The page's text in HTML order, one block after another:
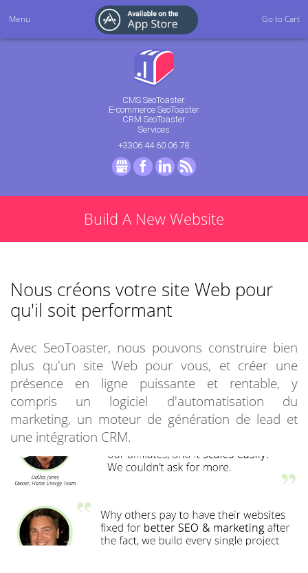
CMS SeoToaster
E-commerce SeoToaster
CRM SeoToaster
Services
+3306 44 60 06 78
GMB FacebookLinkedIn
Build A New Website
Nous créons votre site Web pour
qu'il soit performant
Avec SeoToaster, nous pouvons construire bien
plus qu'un site Web pour vous, et créer une
présence en ligne puissante et rentable, y
compris un logiciel d'automatisation du
marketing, un moteur de génération de lead et
une intégration CRM.
Menu Go to Cart